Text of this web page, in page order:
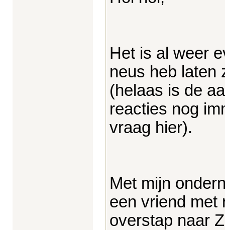
Het is al weer
neus heb laten
(helaas is de
reacties nog
vraag hier).
Met mijn
een vriend met
overstap naar